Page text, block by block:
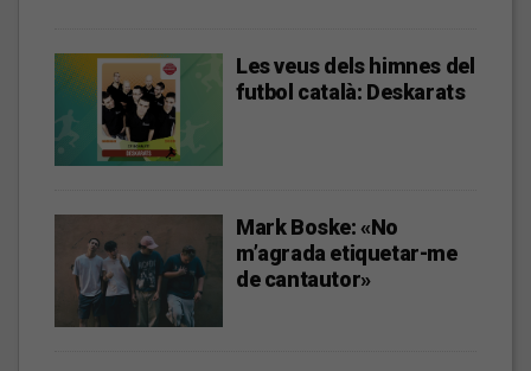
Les veus dels himnes del
futbol català: Deskarats
Mark Boske: «No
m’agrada etiquetar-me
de cantautor»